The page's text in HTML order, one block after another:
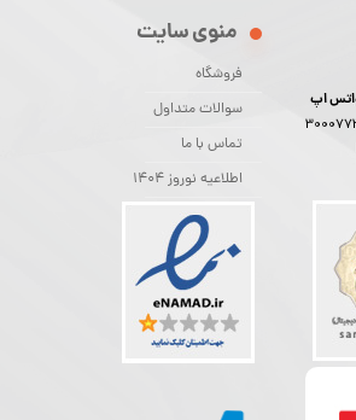
منوی سایت
فروشگاه
سوالات متداول
تماس با ما
اطلاعیه نوروز 1404